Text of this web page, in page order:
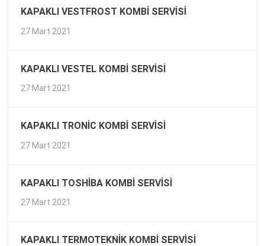
KAPAKLI VESTFROST KOMBI SERVISI
27 Mart 2021
KAPAKLI VESTEL KOMBI SERVISI
27 Mart 2021
KAPAKLI TRONIC KOMBI SERVISI
27 Mart 2021
KAPAKLI TOSHIBA KOMBI SERVISI
27 Mart 2021
KAPAKLI TERMOTEKNIK KOMBI SERVISI